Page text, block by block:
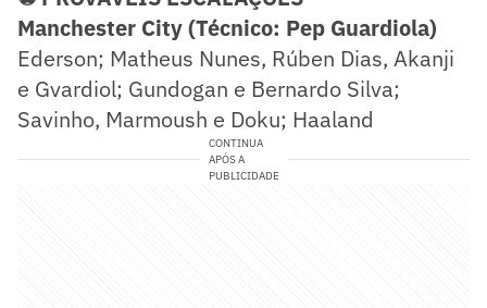
Manchester City (Técnico: Pep Guardiola)
Ederson; Matheus Nunes, Rúben Dias, Akanji
e Gvardiol; Gundogan e Bernardo Silva;
Savinho, Marmoush e Doku; Haaland
CONTINUA
APÓS A
PUBLICIDADE